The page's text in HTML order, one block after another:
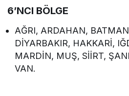
6’NCI BÖLGE
AĞRI, ARDAHAN,
DİYARBAKIR, HAKKARİ,
MARDİN, MUŞ, SİİRT,
VAN.